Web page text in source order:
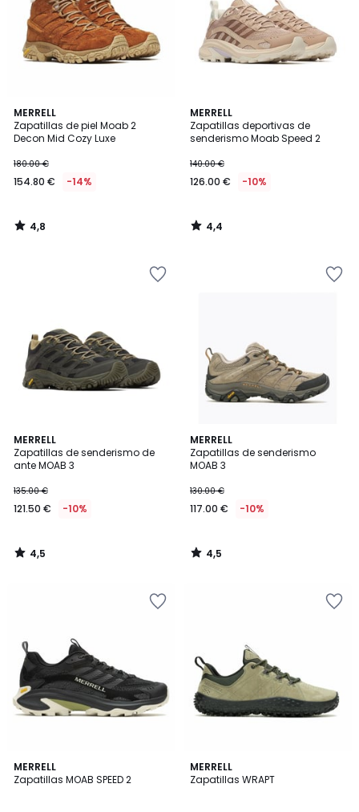
MERRELL
Zapatillas de piel Moab 2
Decon Mid Cozy Luxe
180.00 €
154.80 € -14%
4,8
/ 5
4,8
/
MERRELL
Zapatillas deportivas de
senderismo Moab Speed 2
140.00 €
126.00 € -10%
4,4
/ 5
4,4
/
MERRELL
Zapatillas de senderismo de
ante MOAB 3
135.00 €
121.50 € -10%
4,5
/ 5
4,5
/
MERRELL
Zapatillas de senderismo
MOAB 3
130.00 €
117.00 € -10%
4,5
/ 5
4,5
/
MERRELL
Zapatillas MOAB SPEED 2
4,4
/ 5
MERRELL
Zapatillas WRAPT
4,5
/ 5